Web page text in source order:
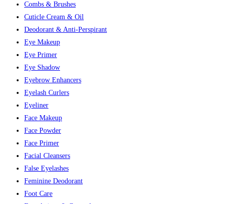
Combs & Brushes
Cuticle Cream & Oil
Deodorant & Anti-Perspirant
Eye Makeup
Eye Primer
Eye Shadow
Eyebrow Enhancers
Eyelash Curlers
Eyeliner
Face Makeup
Face Powder
Face Primer
Facial Cleansers
False Eyelashes
Feminine Deodorant
Foot Care